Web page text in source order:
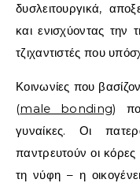
δυσλειτουργικά,
και ενισχύοντας την
τζιχαντιστές που
Κοινωνίες που
(male bonding)
γυναίκες. Οι
παντρευτούν οι
τη νύφη – η